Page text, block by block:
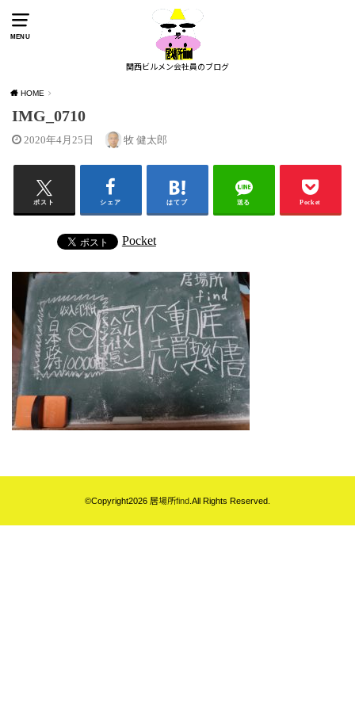
MENU
関西ビルメン会社員のブログ
HOME
IMG_0710
2020年4月25日 牧 健太郎
ポスト シェア はてブ 送る Pocket
Pocket
©Copyright2026 居場所find.All Rights Reserved.